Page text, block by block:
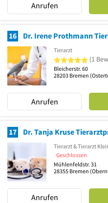
Anrufen
16 Dr. Irene Prothmann
Tierarzt
5 von 5
(1
Bleicherstr. 60
28203 Bremen
Anrufen
17 Dr. Tanja Kruse
Tierarzt & Tierarzt
Geschlossen
Mühlenfeldstr. 31
28355 Bremen
Anrufen